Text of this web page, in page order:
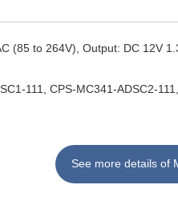
(85 to 264V), Output: DC 12V
111, CPS-MC341-ADSC2-
See more details of